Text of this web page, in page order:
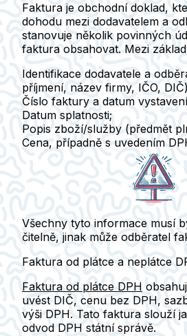
Faktura je obchodní doklad,
dohodu mezi dodavatelem a
stanovuje několik povinných
faktura obsahovat. Mezi
Identifikace dodavatele a
příjmení, název firmy, IČO,
Číslo faktury a datum
Datum splatnosti;
Popis zboží/služby (předmět
Cena, případně s uvedením
Všechny tyto informace musí
čitelně, jinak může odběratel
Faktura od plátce a neplátce
Faktura od plátce DPH
uvést DIČ, cenu bez DPH,
výši DPH. Tato faktura slouží
odvod DPH státní správě.